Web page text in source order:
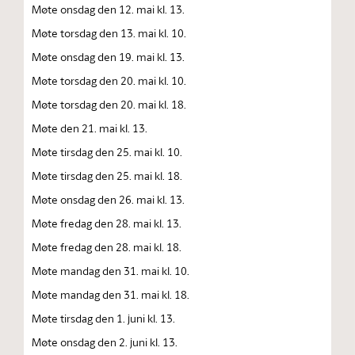
Møte onsdag den 12. mai kl. 13.
Møte torsdag den 13. mai kl. 10.
Møte onsdag den 19. mai kl. 13.
Møte torsdag den 20. mai kl. 10.
Møte torsdag den 20. mai kl. 18.
Møte den 21. mai kl. 13.
Møte tirsdag den 25. mai kl. 10.
Møte tirsdag den 25. mai kl. 18.
Møte onsdag den 26. mai kl. 13.
Møte fredag den 28. mai kl. 13.
Møte fredag den 28. mai kl. 18.
Møte mandag den 31. mai kl. 10.
Møte mandag den 31. mai kl. 18.
Møte tirsdag den 1. juni kl. 13.
Møte onsdag den 2. juni kl. 13.